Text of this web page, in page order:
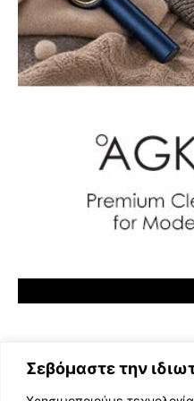
Σεβόμαστε την